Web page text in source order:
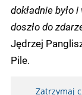
dokładnie było
doszło do
Jędrzej
Pile.
Zatrzymaj